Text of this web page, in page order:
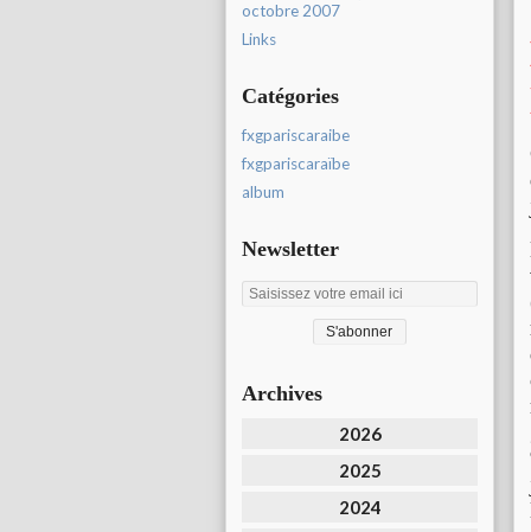
octobre 2007
Links
Catégories
fxgpariscaraibe
fxgpariscaraïbe
album
Newsletter
Archives
2026
2025
2024